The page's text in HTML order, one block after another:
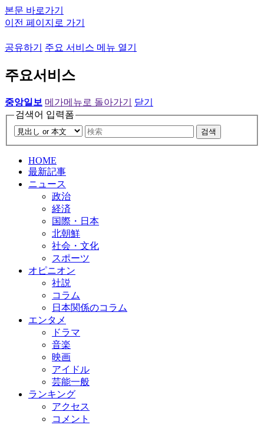
본문 바로가기
이전 페이지로 가기
공유하기 주요 서비스 메뉴 열기
주요서비스
중앙일보 메가메뉴로 돌아가기
닫기
검색어 입력폼
검색
HOME
最新記事
ニュース
政治
経済
国際・日本
北朝鮮
社会・文化
スポーツ
オピニオン
社説
コラム
日本関係のコラム
エンタメ
ドラマ
音楽
映画
アイドル
芸能一般
ランキング
アクセス
コメント